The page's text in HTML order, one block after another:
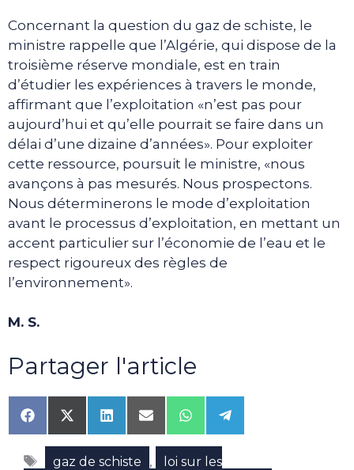
Concernant la question du gaz de schiste, le
ministre rappelle que l’Algérie, qui dispose de la
troisième réserve mondiale, est en train
d’étudier les expériences à travers le monde,
affirmant que l’exploitation «n’est pas pour
aujourd’hui et qu’elle pourrait se faire dans un
délai d’une dizaine d’années». Pour exploiter
cette ressource, poursuit le ministre, «nous
avançons à pas mesurés. Nous prospectons.
Nous déterminerons le mode d’exploitation
avant le processus d’exploitation, en mettant un
accent particulier sur l’économie de l’eau et le
respect rigoureux des règles de
l’environnement».
M. S.
Partager l'article
Share
on
Facebook
Share
on
X
(Twitter)
Share
on
LinkedIn
Share
on
Email
Share
on
WhatsApp
Share
on
Étiquettes
gaz de schiste ,
loi sur les